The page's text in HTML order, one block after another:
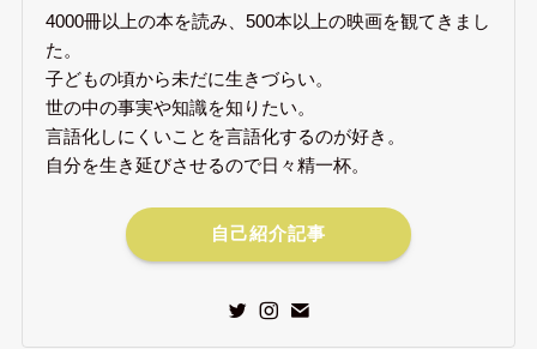
4000冊以上の本を読み、500本以上の映画を観てきまし
た。
子どもの頃から未だに生きづらい。
世の中の事実や知識を知りたい。
言語化しにくいことを言語化するのが好き。
自分を生き延びさせるので日々精一杯。
自己紹介記事